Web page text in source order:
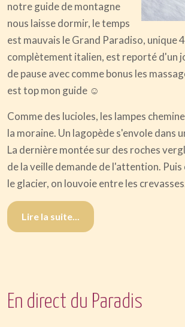
notre guide de montagne
nous laisse dormir, le temps
est mauvais le Grand Paradiso, unique
complètement italien, est reporté d'un
de pause avec comme bonus les
est top mon guide ☺️
Comme des lucioles, les lampes
la moraine. Un lagopède s'envole dans
La dernière montée sur des roches
de la veille demande de l'attention. Puis
le glacier, on louvoie entre les
Lire la suite...
En direct du Paradis